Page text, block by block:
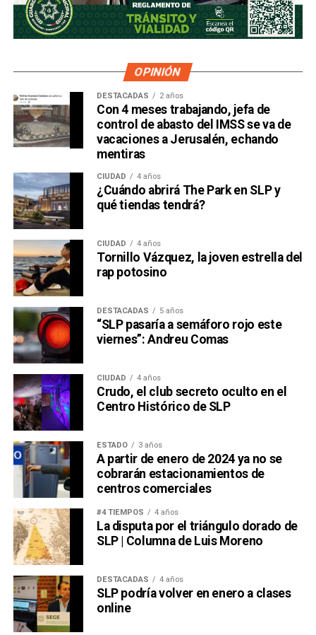
OPINIÓN
DESTACADAS 2 años
Con 4 meses trabajando, jefa de
control de abasto del IMSS se va de
vacaciones a Jerusalén, echando
mentiras
CIUDAD 4 años
¿Cuándo abrirá The Park en SLP y
qué tiendas tendrá?
CIUDAD 4 años
Tornillo Vázquez, la joven estrella del
rap potosino
DESTACADAS 5 años
“SLP pasaría a semáforo rojo este
viernes”: Andreu Comas
CIUDAD 4 años
Crudo, el club secreto oculto en el
Centro Histórico de SLP
ESTADO 3 años
A partir de enero de 2024 ya no se
cobrarán estacionamientos de
centros comerciales
#4 TIEMPOS 4 años
La disputa por el triángulo dorado de
SLP | Columna de Luis Moreno
DESTACADAS 4 años
SLP podría volver en enero a clases
online